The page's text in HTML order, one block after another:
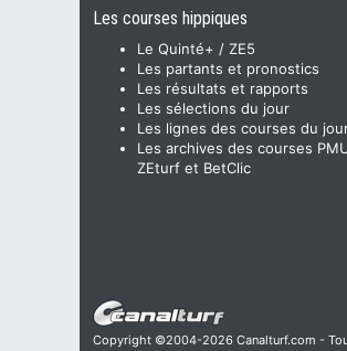
Les courses hippiques
Le Quinté+ / ZE5
Les partants et pronostics
Les résultats et rapports
Les sélections du jour
Les lignes des courses du
Les archives des courses
ZEturf et BetClic
Copyright ©2004-2026 Canalturf.com -